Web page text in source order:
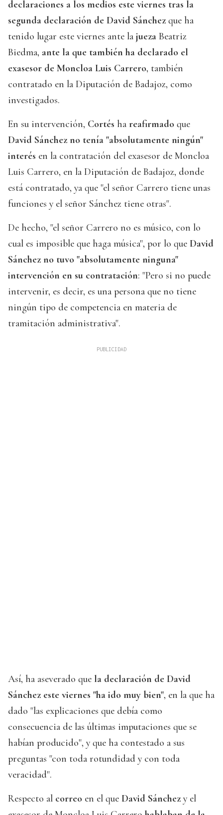
declaraciones a los medios este viernes tras la
segunda declaración de David Sánchez que ha
tenido lugar este viernes ante la jueza Beatriz
Biedma, ante la que también ha declarado el
exasesor de Moncloa Luis Carrero, también
contratado en la Diputación de Badajoz, como
investigados.
En su intervención, Cortés ha reafirmado que
David Sánchez no tenía "absolutamente ningún"
interés en la contratación del exasesor de Moncloa
Luis Carrero, en la Diputación de Badajoz, donde
está contratado, ya que "el señor Carrero tiene unas
funciones y el señor Sánchez tiene otras".
De hecho, "el señor Carrero no es músico, con lo
cual es imposible que haga música", por lo que David
Sánchez no tuvo "absolutamente ninguna"
intervención en su contratación: "Pero si no puede
intervenir, es decir, es una persona que no tiene
ningún tipo de competencia en materia de
tramitación administrativa".
Así, ha aseverado que la declaración de David
Sánchez este viernes "ha ido muy bien", en la que ha
dado "las explicaciones que debía como
consecuencia de las últimas imputaciones que se
habían producido", y que ha contestado a sus
preguntas "con toda rotundidad y con toda
veracidad".
Respecto al correo en el que David Sánchez y el